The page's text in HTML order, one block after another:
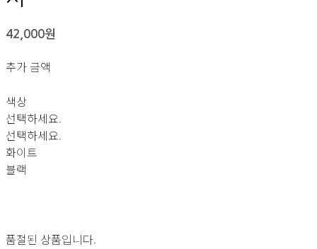
42,000원
추가 금액
색상
선택하세요.
선택하세요.
화이트
블랙
품절된 상품입니다.